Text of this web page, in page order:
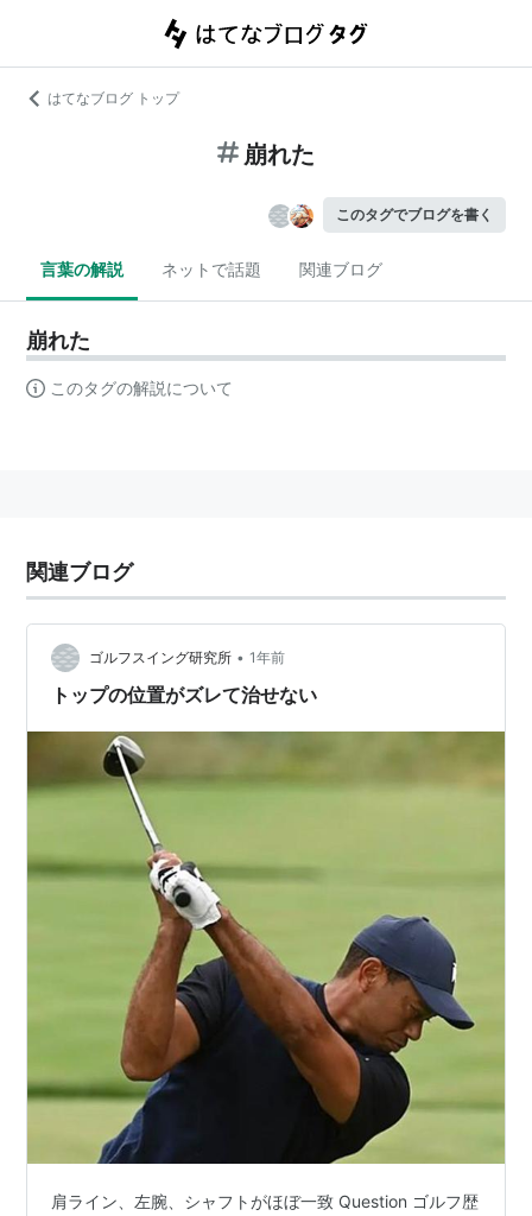
はてなブログ トップ
崩れた
このタグでブログを書く
言葉の解説 ネットで話題 関連ブログ
崩れた
このタグの解説について
関連ブログ
ゴルフスイング研究所 • 1年前
トップの位置がズレて治せない
肩ライン、左腕、シャフトがほぼ一致 Question ゴルフ歴